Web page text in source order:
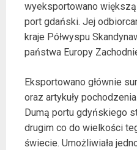
wyeksportowano
port gdański. Jej
kraje Półwyspu
państwa Europy
Eksportowano głównie
oraz artykuły
Dumą portu gdyńskiego
drugim co do wielkości
świecie. Umożliwiała